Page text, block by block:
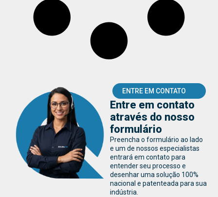
ENTRE EM CONTATO
Entre em contato
através do nosso
formulário
Preencha o formulário ao lado
e um de nossos especialistas
entrará em contato para
entender seu processo e
desenhar uma solução 100%
nacional e patenteada para sua
indústria.